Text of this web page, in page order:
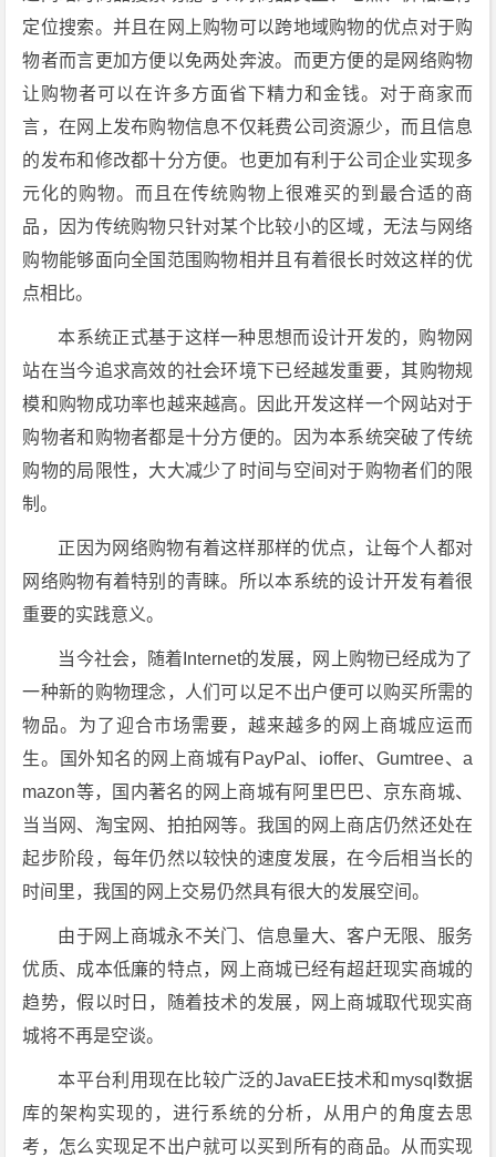
定位搜索。并且在网上购物可以跨地域购物的优点对于购
物者而言更加方便以免两处奔波。而更方便的是网络购物
让购物者可以在许多方面省下精力和金钱。对于商家而
言，在网上发布购物信息不仅耗费公司资源少，而且信息
的发布和修改都十分方便。也更加有利于公司企业实现多
元化的购物。而且在传统购物上很难买的到最合适的商
品，因为传统购物只针对某个比较小的区域，无法与网络
购物能够面向全国范围购物相并且有着很长时效这样的优
点相比。
本系统正式基于这样一种思想而设计开发的，购物网
站在当今追求高效的社会环境下已经越发重要，其购物规
模和购物成功率也越来越高。因此开发这样一个网站对于
购物者和购物者都是十分方便的。因为本系统突破了传统
购物的局限性，大大减少了时间与空间对于购物者们的限
制。
正因为网络购物有着这样那样的优点，让每个人都对
网络购物有着特别的青睐。所以本系统的设计开发有着很
重要的实践意义。
当今社会，随着Internet的发展，网上购物已经成为了
一种新的购物理念，人们可以足不出户便可以购买所需的
物品。为了迎合市场需要，越来越多的网上商城应运而
生。国外知名的网上商城有PayPal、ioffer、Gumtree、a
mazon等，国内著名的网上商城有阿里巴巴、京东商城、
当当网、淘宝网、拍拍网等。我国的网上商店仍然还处在
起步阶段，每年仍然以较快的速度发展，在今后相当长的
时间里，我国的网上交易仍然具有很大的发展空间。
由于网上商城永不关门、信息量大、客户无限、服务
优质、成本低廉的特点，网上商城已经有超赶现实商城的
趋势，假以时日，随着技术的发展，网上商城取代现实商
城将不再是空谈。
本平台利用现在比较广泛的JavaEE技术和mysql数据
库的架构实现的，进行系统的分析，从用户的角度去思
考，怎么实现足不出户就可以买到所有的商品。从而实现